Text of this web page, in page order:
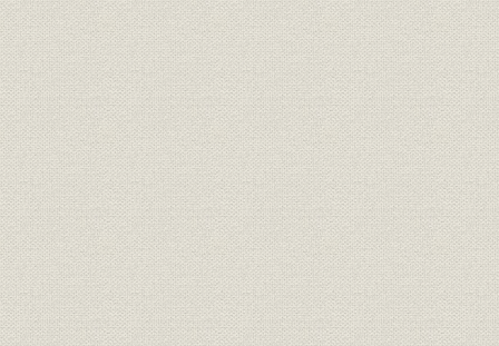
第3節 住宅事業における競争力の強化
第4節 ビル事業における新展開
第5節 海外事業の本格化
第6節 新しい事業分野の開拓
第7節 業績と現況
補1. 支店のあゆみ
大阪支店
札幌支店